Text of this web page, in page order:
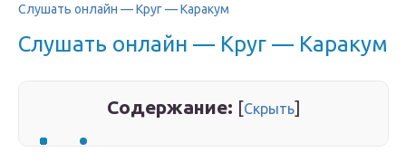
Слушать онлайн — Круг — Каракум
Слушать онлайн — Круг — Каракум
Содержание: [Скрыть]